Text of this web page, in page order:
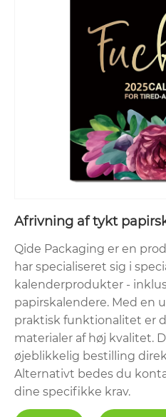
Afrivning af tykt
Qide Packaging er en
har specialiseret sig i
kalenderprodukter -
papirskalendere. Med en
praktisk funktionalitet er
materialer af høj kvalitet.
øjeblikkelig bestilling
Alternativt bedes du
dine specifikke krav.